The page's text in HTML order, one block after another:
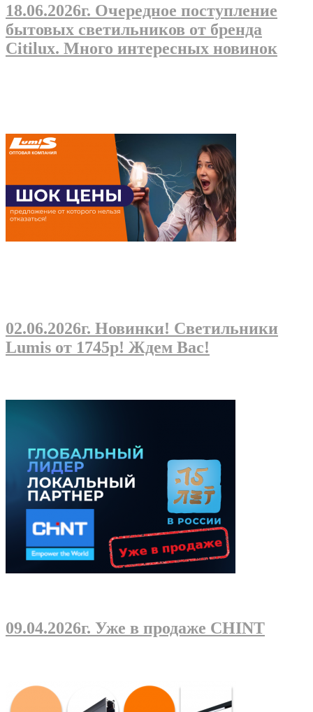
18.06.2026г. Очередное поступление
бытовых светильников от бренда
Citilux. Много интересных новинок
02.06.2026г. Новинки! Светильники
Lumis от 1745р! Ждем Вас!
09.04.2026г. Уже в продаже CHINT